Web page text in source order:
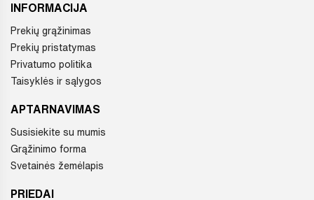
INFORMACIJA
Prekių grąžinimas
Prekių pristatymas
Privatumo politika
Taisyklės ir sąlygos
APTARNAVIMAS
Susisiekite su mumis
Grąžinimo forma
Svetainės žemėlapis
PRIEDAI